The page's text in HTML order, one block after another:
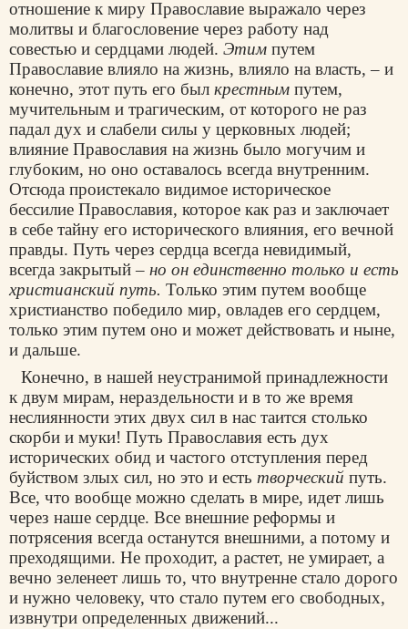
отношение к миру Православие выражало через
молитвы и благословение через работу над
совестью и сердцами людей. Этим путем
Православие влияло на жизнь, влияло на власть, – и
конечно, этот путь его был крестным путем,
мучительным и трагическим, от которого не раз
падал дух и слабели силы у церковных людей;
влияние Православия на жизнь было могучим и
глубоким, но оно оставалось всегда внутренним.
Отсюда проистекало видимое историческое
бессилие Православия, которое как раз и заключает
в себе тайну его исторического влияния, его вечной
правды. Путь через сердца всегда невидимый,
всегда закрытый – но он единственно только и есть
христианский путь. Только этим путем вообще
христианство победило мир, овладев его сердцем,
только этим путем оно и может действовать и ныне,
и дальше.
Конечно, в нашей неустранимой принадлежности
к двум мирам, нераздельности и в то же время
неслиянности этих двух сил в нас таится столько
скорби и муки! Путь Православия есть дух
исторических обид и частого отступления перед
буйством злых сил, но это и есть творческий путь.
Все, что вообще можно сделать в мире, идет лишь
через наше сердце. Все внешние реформы и
потрясения всегда останутся внешними, а потому и
преходящими. Не проходит, а растет, не умирает, а
вечно зеленеет лишь то, что внутренне стало дорого
и нужно человеку, что стало путем его свободных,
извнутри определенных движений...